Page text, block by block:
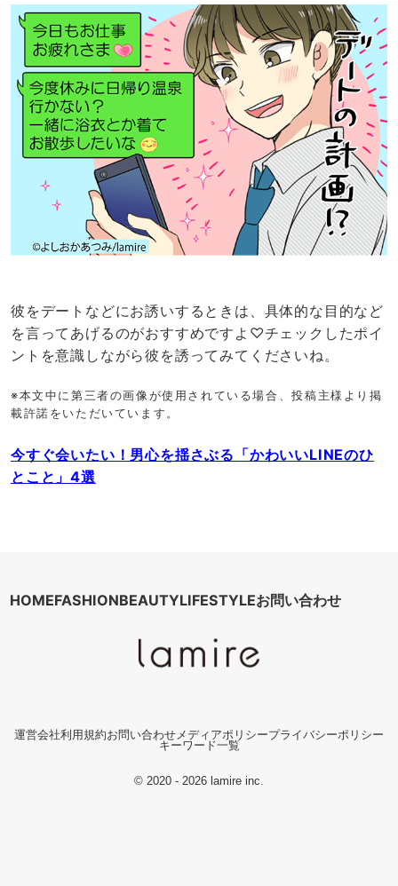
彼をデートなどにお誘いするときは、具体的な目的など
を言ってあげるのがおすすめですよ♡チェックしたポイ
ントを意識しながら彼を誘ってみてくださいね。
※本文中に第三者の画像が使用されている場合、投稿主様より掲
載許諾をいただいています。
今すぐ会いたい！男心を揺さぶる「かわいいLINEのひ
とこと」4選
HOMEFASHIONBEAUTYLIFESTYLEお問い合わせ
運営会社利用規約お問い合わせ メディアポリシープライバシーポリシー
キーワード一覧
© 2020 - 2026 lamire inc.